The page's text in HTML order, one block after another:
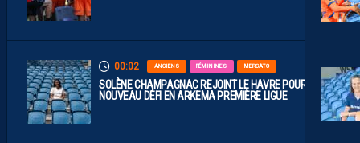
00:02 ANCIENS FÉMININES MERCATO
SOLÈNE CHAMPAGNAC REJOINT LE HAVRE POUR UN
NOUVEAU DÉFI EN ARKEMA PREMIÈRE LIGUE